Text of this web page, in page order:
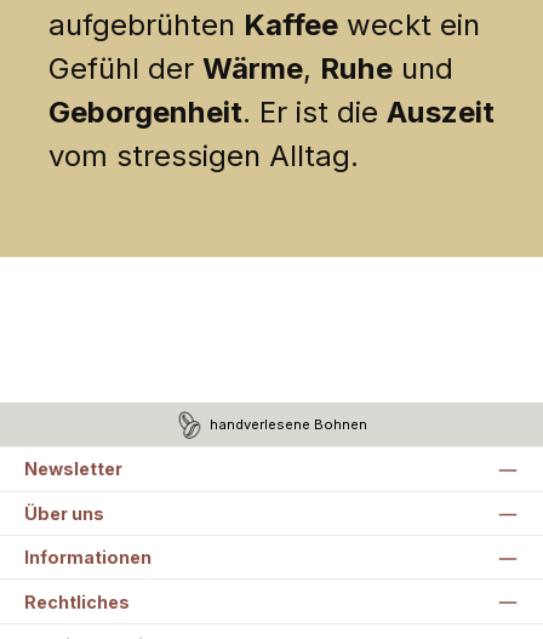
aufgebrühten Kaffee weckt ein
Gefühl der Wärme, Ruhe und
Geborgenheit. Er ist die Auszeit
vom stressigen Alltag.
handverlesene Bohnen
Newsletter
Über uns
Informationen
Rechtliches